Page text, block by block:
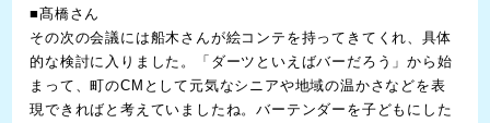
■髙橋さん
その次の会議には船木さんが絵コンテを持ってきてくれ、具体
的な検討に入りました。「ダーツといえばバーだろう」から始
まって、町のCMとして元気なシニアや地域の温かさなどを表
現できればと考えていましたね。バーテンダーを子どもにした